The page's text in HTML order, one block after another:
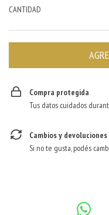
CANTIDAD
Compra protegida
Tus datos cuidados
Cambios y devoluciones
Si no te gusta, podés